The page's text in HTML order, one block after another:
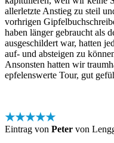
allerletzte Anstieg zu steil
vorhrigen
haben länger gebraucht als
ausgeschildert war, hatten
auf- und absteigen zu
Ansonsten hatten wir
epfelenswerte Tour, gut
★★★★★
Eintrag von Peter von